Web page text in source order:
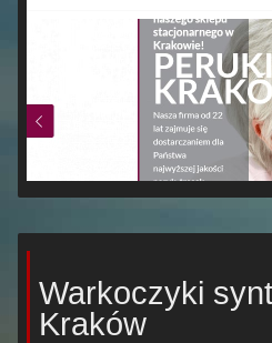
Warkoczyki
Kraków